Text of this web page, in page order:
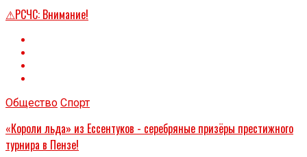
⚠РСЧС: Внимание!
Общество Спорт
«Короли льда» из Ессентуков - серебряные призёры престижного
турнира в Пензе!